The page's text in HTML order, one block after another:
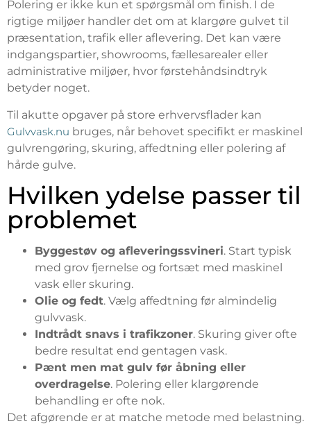
Polering er ikke kun et spørgsmål om finish. I de
rigtige miljøer handler det om at klargøre gulvet til
præsentation, trafik eller aflevering. Det kan være
indgangspartier, showrooms, fællesarealer eller
administrative miljøer, hvor førstehåndsindtryk
betyder noget.
Til akutte opgaver på store erhvervsflader kan
Gulvvask.nu bruges, når behovet specifikt er maskinel
gulvrengøring, skuring, affedtning eller polering af
hårde gulve.
Hvilken ydelse passer til
problemet
Byggestøv og afleveringssvineri. Start typisk
med grov fjernelse og fortsæt med maskinel
vask eller skuring.
Olie og fedt. Vælg affedtning før almindelig
gulvvask.
Indtrådt snavs i trafikzoner. Skuring giver ofte
bedre resultat end gentagen vask.
Pænt men mat gulv før åbning eller
overdragelse. Polering eller klargørende
behandling er ofte nok.
Det afgørende er at matche metode med belastning.